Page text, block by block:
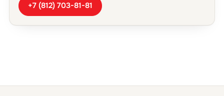
+7 (812) 703-81-81